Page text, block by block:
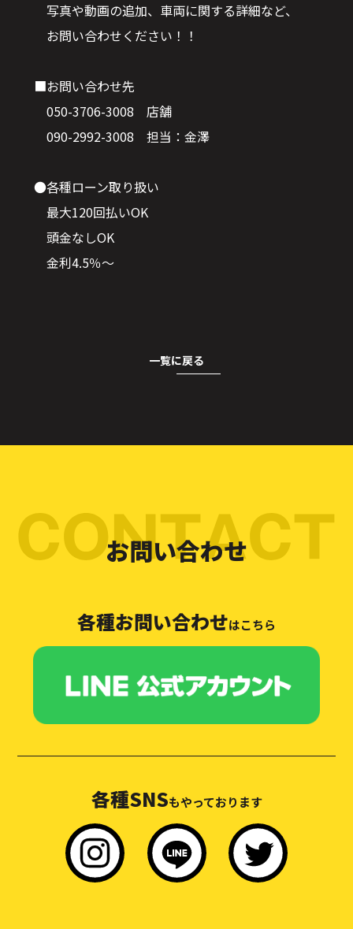
写真や動画の追加、車両に関する詳細など、
お問い合わせください！！
■お問い合わせ先
050-3706-3008 店舗
090-2992-3008 担当：金澤
●各種ローン取り扱い
最大120回払いOK
頭金なしOK
金利4.5％～
一覧に戻る
お問い合わせ
各種お問い合わせはこちら
各種SNSもやっております